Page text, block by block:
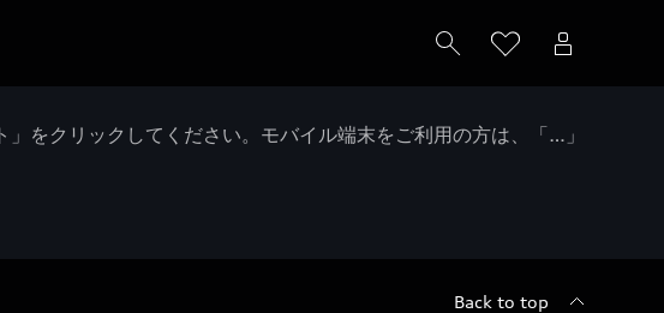
をクリックしてください。モバイル端末をご利用の方は、「…」
Back to top